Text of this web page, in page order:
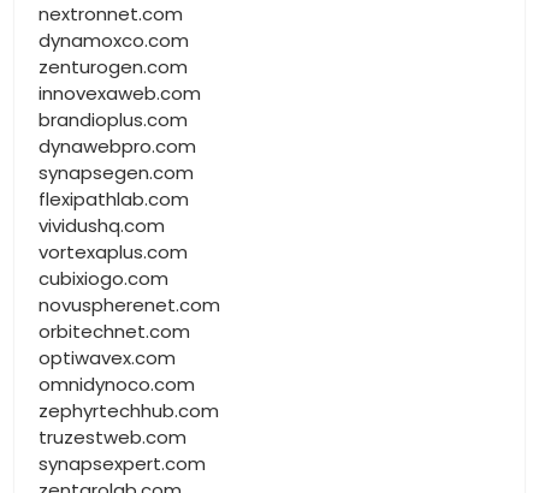
nextronnet.com
dynamoxco.com
zenturogen.com
innovexaweb.com
brandioplus.com
dynawebpro.com
synapsegen.com
flexipathlab.com
vividushq.com
vortexaplus.com
cubixiogo.com
novuspherenet.com
orbitechnet.com
optiwavex.com
omnidynoco.com
zephyrtechhub.com
truzestweb.com
synapsexpert.com